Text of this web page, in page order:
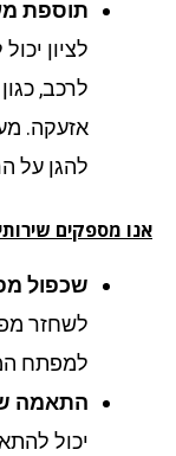
תוספת
לציון יכול
לרכב, כגון
אזעקה.
להגן על
מספקים שירותים
שכפול
לשחזר
למפתח
התאמה של
יכול